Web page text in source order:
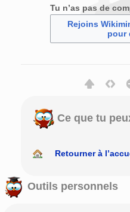
Tu n’as pas de
Rejoins
pour
Ce que tu
Retourner à
Outils personnels